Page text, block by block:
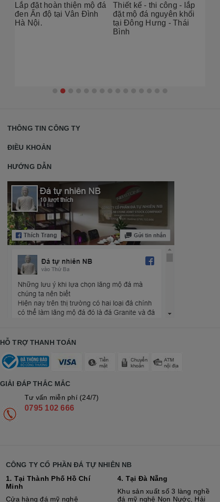
Lắp đặt hoàn thiện mộ đá
đen Ấn độ tại Vân Đình
Hà Nội.
Thiết kế - thi công - lắp
đặt mộ đá nguyên khối
tại Đông Hưng - Thái
Bình
THÔNG TIN CÔNG TY
ĐIỀU KHOẢN
HƯỚNG DẪN
HỖ TRỢ THANH TOÁN
GIẢI ĐÁP THẮC MẮC
Tư vấn miễn phí (24/7)
0795 102 666
CÔNG TY CỔ PHẦN ĐÁ TỰ NHIÊN NB
1. Tại Thành Phố Hồ Chí
Minh
Cửa hàng đá mỹ nghệ
4. Tại Đà Nẵng
Khu sản xuất số 3 làng nghề
đá mỹ nghệ Non Nước, Hải